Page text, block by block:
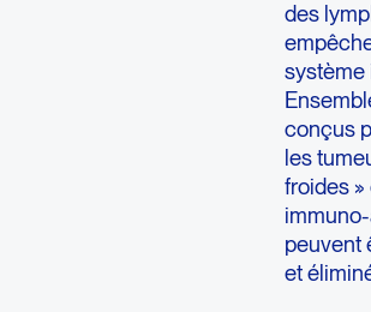
des
système
conçus
les
froides
peuvent
et